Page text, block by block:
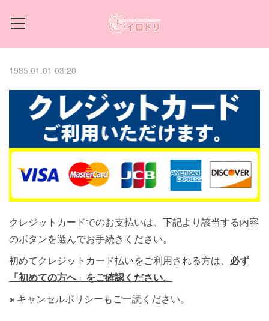
1985.01.01 03:20
クレジットカードでのお支払いは、下記より該当する内容
のボタンを選んでお手続きください。
初めてクレジットカード払いをご利用される方は、 必ず
「初めての方へ」をご確認ください。
※ キャンセルポリシーもご一読ください。